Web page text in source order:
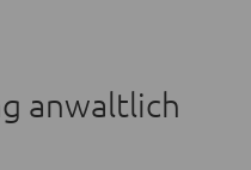
anwaltlich